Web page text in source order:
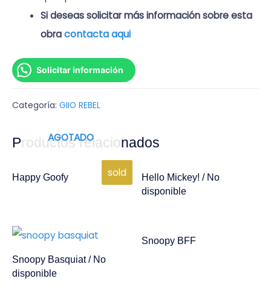
Si deseas solicitar más información sobre esta
obracontacta aqui
Solicitar información
Categoría: GIIO REBEL
Productos relacionados
sold
AGOTADO
Happy Goofy
Hello Mickey! / No
disponible
Snoopy Basquiat / No
disponible
Snoopy BFF